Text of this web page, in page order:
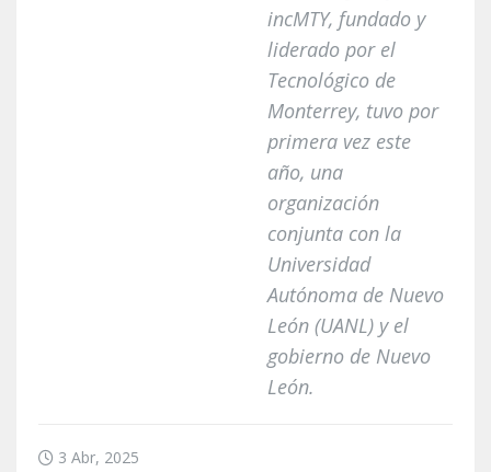
incMTY, fundado y
liderado por el
Tecnológico de
Monterrey, tuvo por
primera vez este
año, una
organización
conjunta con la
Universidad
Autónoma de Nuevo
León (UANL) y el
gobierno de Nuevo
León.
3 Abr, 2025